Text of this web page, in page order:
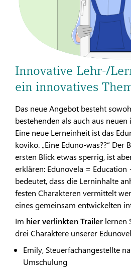
Innovative Lehr-/
ein innovatives
Das neue Angebot besteht
bestehenden als auch aus
Eine neue Lerneinheit ist das
koviko. „Eine Eduno-was??“ Der
ersten Blick etwas sperrig, ist
erklären: Edunovela = Education
bedeutet, dass die Lerninhalte
festen Charakteren vermittelt
eines gemeinsam entwickelten
Im hier verlinkten Trailer lernen
drei Charaktere unserer
Emily, Steuerfachangestellte
Umschulung